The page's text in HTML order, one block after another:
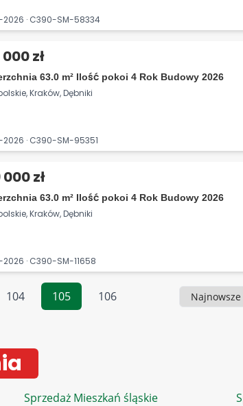
· C390-SM-58334
zł
63.0 m² Ilość pokoi 4 Rok Budowy 2026
Kraków, Dębniki
· C390-SM-95351
zł
63.0 m² Ilość pokoi 4 Rok Budowy 2026
Kraków, Dębniki
· C390-SM-11658
104 105 106 Sortowanie
Sprzedaż Mieszkań śląskie